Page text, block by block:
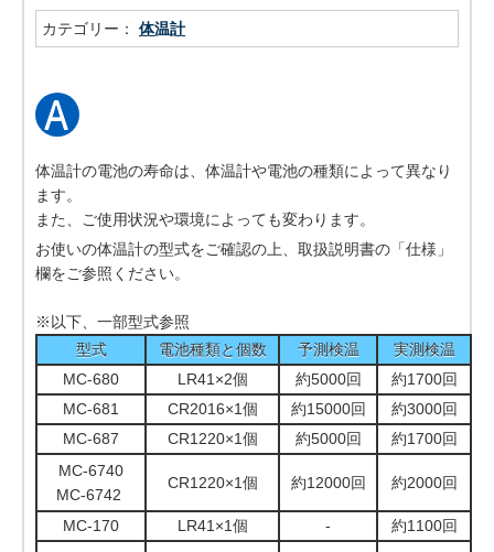
カテゴリー： 体温計
体温計の電池の寿命は、体温計や電池の種類によって異なり
ます。
また、ご使用状況や環境によっても変わります。
お使いの体温計の型式をご確認の上、取扱説明書の「仕様」
欄をご参照ください。
※以下、一部型式参照
型式
電池種類と個数 予測検温
実測検温
MC-680
LR41×2個 約5000回
約1700回
MC-681
CR2016×1個 約15000回
約3000回
MC-687
CR1220×1個 約5000回
約1700回
MC-6740
MC-6742
CR1220×1個 約12000回 約2000回
MC-170 LR41×1個 -
約1100回